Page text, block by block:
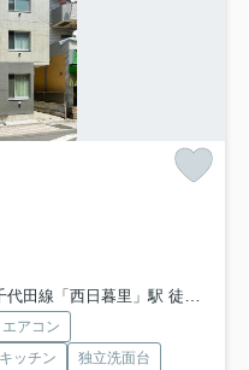
代田線「西日暮里」駅 徒歩7分
エアコン
ッチン
独立洗面台